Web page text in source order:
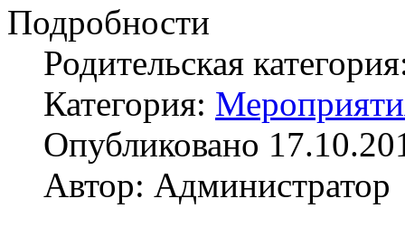
Подробности
Родительская
Категория:
Опубликовано
Автор: Администратор